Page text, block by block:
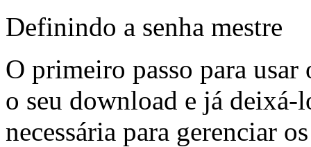
Definindo a senha mestre
O primeiro passo para
o seu download e já deixá-
necessária para gerenciar